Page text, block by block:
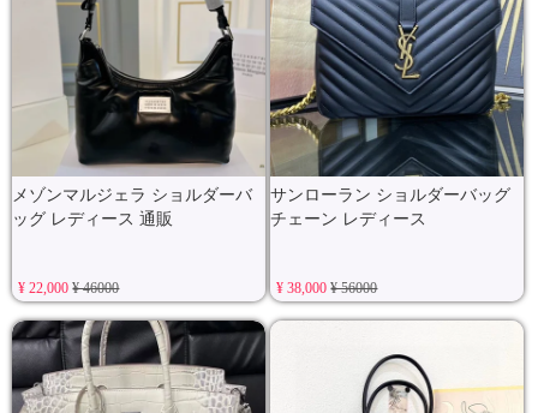
メゾンマルジェラ ショルダーバ
ッグ レディース 通販
¥ 22,000¥ 46000
サンローラン ショルダーバッグ
チェーン レディース
¥ 38,000¥ 56000